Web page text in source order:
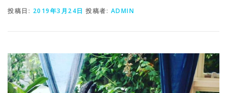
投稿日: 2019年3月24日 投稿者: ADMIN